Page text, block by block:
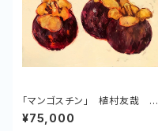
「マンゴスチン」 植村友哉 キ
ャンバス、油彩
¥75,000